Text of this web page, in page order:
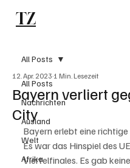
TZ
All Posts
Nachrichten
Ausland
Welt
Afrika
All Posts
Bayern verliert
City
12. Apr. 2023 1 Min. Lesezeit
Bayern erlebt eine
Es war das Hinspiel des
Viertelfinales. Es gab